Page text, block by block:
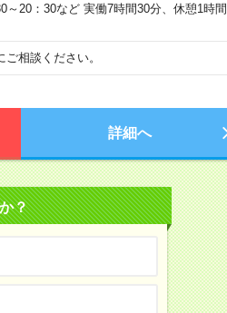
20：30など 実働7時間30分、休憩1時間
相談ください。
詳細へ
？